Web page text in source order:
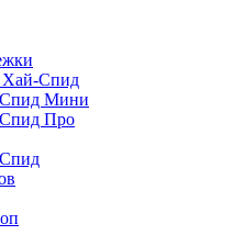
Спид
Мини
Про